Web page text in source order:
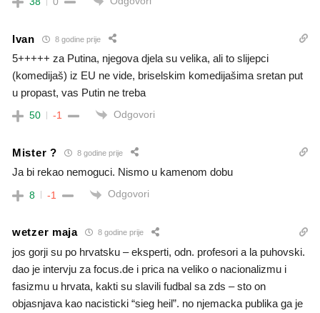
Ivan 8 godine prije
5+++++ za Putina, njegova djela su velika, ali to slijepci
(komedijaš) iz EU ne vide, briselskim komedijašima sretan put
u propast, vas Putin ne treba
50 -1 Odgovori
Mister ? 8 godine prije
Ja bi rekao nemoguci. Nismo u kamenom dobu
8 -1 Odgovori
wetzer maja 8 godine prije
jos gorji su po hrvatsku – eksperti, odn. profesori a la puhovski.
dao je intervju za focus.de i prica na veliko o nacionalizmu i
fasizmu u hrvata, kakti su slavili fudbal sa zds – sto on
objasnjava kao nacisticki “sieg heil”. no njemacka publika ga je